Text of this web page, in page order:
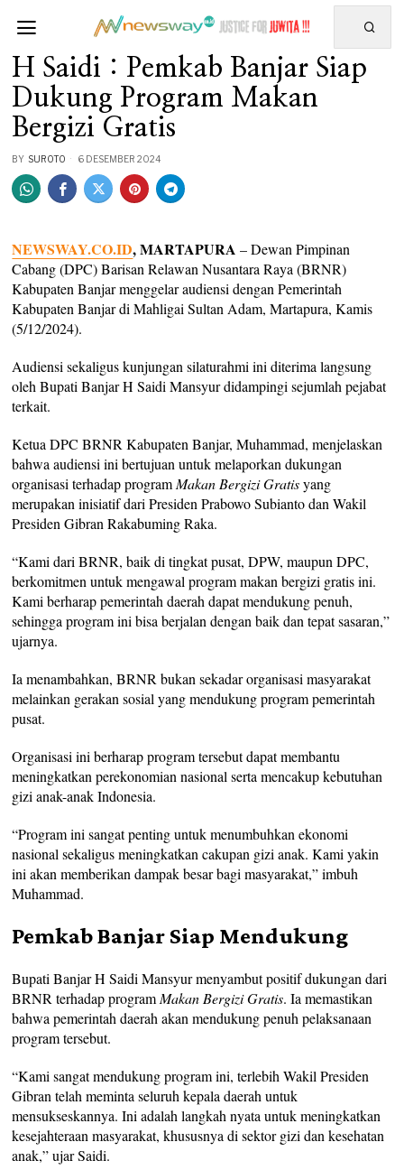
H Saidi : Pemkab Banjar Siap
Dukung Program Makan
Bergizi Gratis
BY SUROTO 6 DESEMBER 2024
NEWSWAY.CO.ID, MARTAPURA – Dewan Pimpinan
Cabang (DPC) Barisan Relawan Nusantara Raya (BRNR)
Kabupaten Banjar menggelar audiensi dengan Pemerintah
Kabupaten Banjar di Mahligai Sultan Adam, Martapura, Kamis
(5/12/2024).
Audiensi sekaligus kunjungan silaturahmi ini diterima langsung
oleh Bupati Banjar H Saidi Mansyur didampingi sejumlah pejabat
terkait.
Ketua DPC BRNR Kabupaten Banjar, Muhammad, menjelaskan
bahwa audiensi ini bertujuan untuk melaporkan dukungan
organisasi terhadap program Makan Bergizi Gratisyang
merupakan inisiatif dari Presiden Prabowo Subianto dan Wakil
Presiden Gibran Rakabuming Raka.
“Kami dari BRNR, baik di tingkat pusat, DPW, maupun DPC,
berkomitmen untuk mengawal program makan bergizi gratis ini.
Kami berharap pemerintah daerah dapat mendukung penuh,
sehingga program ini bisa berjalan dengan baik dan tepat sasaran,”
ujarnya.
Ia menambahkan, BRNR bukan sekadar organisasi masyarakat
melainkan gerakan sosial yang mendukung program pemerintah
pusat.
Organisasi ini berharap program tersebut dapat membantu
meningkatkan perekonomian nasional serta mencakup kebutuhan
gizi anak-anak Indonesia.
“Program ini sangat penting untuk menumbuhkan ekonomi
nasional sekaligus meningkatkan cakupan gizi anak. Kami yakin
ini akan memberikan dampak besar bagi masyarakat,” imbuh
Muhammad.
Pemkab Banjar Siap Mendukung
Bupati Banjar H Saidi Mansyur menyambut positif dukungan dari
BRNR terhadap program Makan Bergizi Gratis. Ia memastikan
bahwa pemerintah daerah akan mendukung penuh pelaksanaan
program tersebut.
“Kami sangat mendukung program ini, terlebih Wakil Presiden
Gibran telah meminta seluruh kepala daerah untuk
mensukseskannya. Ini adalah langkah nyata untuk meningkatkan
kesejahteraan masyarakat, khususnya di sektor gizi dan kesehatan
anak,” ujar Saidi.